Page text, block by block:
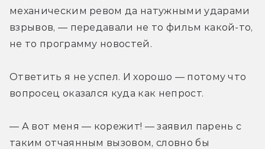
механическим ревом да натужными ударами
взрывов, — передавали не то фильм какой-то,
не то программу новостей.
Ответить я не успел. И хорошо — потому что
вопросец оказался куда как непрост.
— А вот меня — корежит! — заявил парень с
таким отчаянным вызовом, словно бы